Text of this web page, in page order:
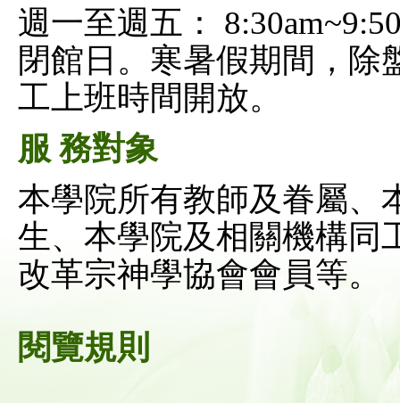
週一至週五：
閉館日。寒暑假期間，除
工上班時間開放。
服 務對象
本學院所有教師及眷屬、
生、本學院及相關機構同
改革宗神學協會會員等。
閱覽規則